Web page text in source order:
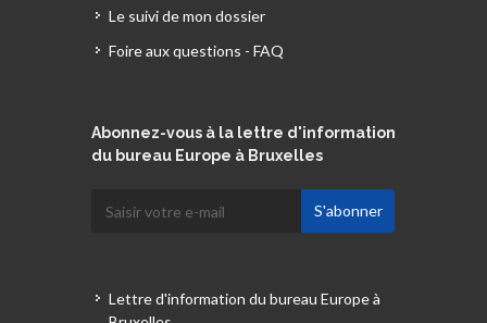
Le suivi de mon dossier
Foire aux questions - FAQ
Abonnez-vous à la lettre d'information
du bureau Europe à Bruxelles
Lettre d'information du bureau Europe à